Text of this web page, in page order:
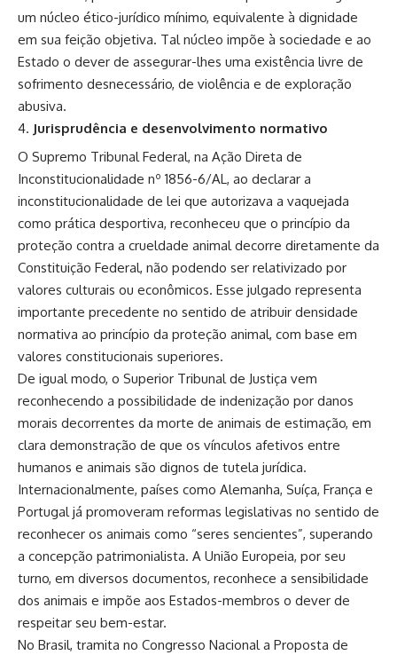
um núcleo ético-jurídico mínimo, equivalente à dignidade
em sua feição objetiva. Tal núcleo impõe à sociedade e ao
Estado o dever de assegurar-lhes uma existência livre de
sofrimento desnecessário, de violência e de exploração
abusiva.
Jurisprudência e desenvolvimento normativo
O Supremo Tribunal Federal, na Ação Direta de
Inconstitucionalidade nº 1856-6/AL, ao declarar a
inconstitucionalidade de lei que autorizava a vaquejada
como prática desportiva, reconheceu que o princípio da
proteção contra a crueldade animal decorre diretamente da
Constituição Federal, não podendo ser relativizado por
valores culturais ou econômicos. Esse julgado representa
importante precedente no sentido de atribuir densidade
normativa ao princípio da proteção animal, com base em
valores constitucionais superiores.
De igual modo, o Superior Tribunal de Justiça vem
reconhecendo a possibilidade de indenização por danos
morais decorrentes da morte de animais de estimação, em
clara demonstração de que os vínculos afetivos entre
humanos e animais são dignos de tutela jurídica.
Internacionalmente, países como Alemanha, Suíça, França e
Portugal já promoveram reformas legislativas no sentido de
reconhecer os animais como “seres sencientes”, superando
a concepção patrimonialista. A União Europeia, por seu
turno, em diversos documentos, reconhece a sensibilidade
dos animais e impõe aos Estados-membros o dever de
respeitar seu bem-estar.
No Brasil, tramita no Congresso Nacional a Proposta de